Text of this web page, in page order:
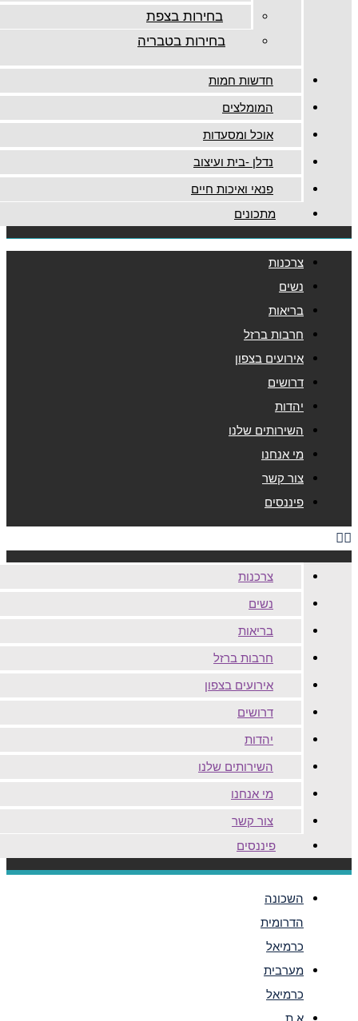
בחירות בצפת
בחירות בטבריה
חדשות חמות
המומלצים
אוכל ומסעדות
נדלן -בית ועיצוב
פנאי ואיכות חיים
מתכונים
צרכנות
נשים
בריאות
חרבות ברזל
אירועים בצפון
דרושים
יהדות
השירותים שלנו
מי אנחנו
צור קשר
פיננסים
צרכנות
נשים
בריאות
חרבות ברזל
אירועים בצפון
דרושים
יהדות
השירותים שלנו
מי אנחנו
צור קשר
פיננסים
השכונה
הדרומית
כרמיאל
מערבית
כרמיאל
א.ת